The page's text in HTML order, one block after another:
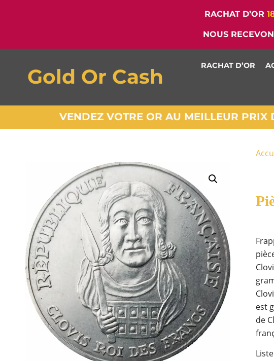
RACHAT D’OR
NOUS
Gold Or Cash RACHAT D’OR
VENDEZ VOTRE OR AU MEILLEUR PRIX
est
de